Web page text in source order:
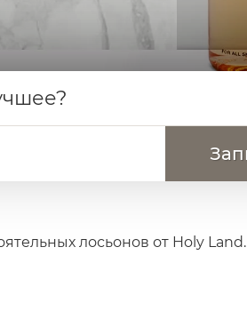
лосьонов от Holy Land.